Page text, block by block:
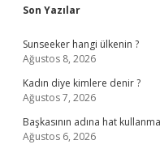
Sidebar
Son Yazılar
Sunseeker hangi ülkenin ?
Ağustos 8, 2026
Kadın diye kimlere denir ?
Ağustos 7, 2026
Başkasının adına hat
Ağustos 6, 2026